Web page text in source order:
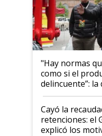
"Hay normas
como si el
delincuente”: la
al Congreso
habló del
Cayó la
retenciones: el
explicó los